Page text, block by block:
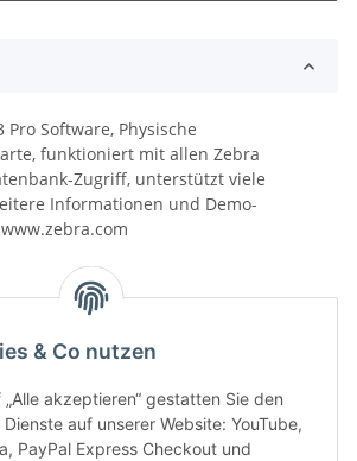
Pro Software, Physische
funktioniert mit allen Zebra
Zugriff, unterstützt viele
Informationen und Demo-
& Co nutzen
akzeptieren“ gestatten Sie den
auf unserer Website: YouTube,
PayPal Express Checkout und